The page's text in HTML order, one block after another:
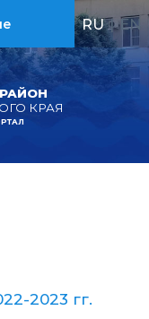
КРАЯ
RU | EN
2023 гг.